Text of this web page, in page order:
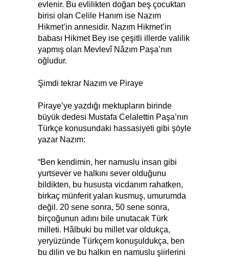
evlenir. Bu evlilikten doğan beş çocuktan
birisi olan Celile Hanım ise Nazım
Hikmet’in annesidir. Nazım Hikmet’in
babası Hikmet Bey ise çeşitli illerde valilik
yapmış olan Mevlevî Nâzım Paşa’nın
oğludur.
Şimdi tekrar Nazım ve Piraye
Piraye’ye yazdığı mektupların birinde
büyük dedesi Mus­ta­fa Ce­la­let­ti­n Paşa’nın
Türkçe konusundaki hassasiyeti gibi şöyle
yazar Nazım:
“Ben kendimin, her namuslu insan gibi
yurtsever ve halkını sever olduğunu
bildikten, bu hususta vicdanım rahatken,
birkaç münferit yalan kusmuş, umurumda
değil. 20 sene sonra, 50 sene sonra,
birçoğunun adını bile unutacak Türk
milleti. Hâlbuki bu millet var oldukça,
yeryüzünde Türkçem konuşuldukça, ben
bu dilin ve bu halkın en namuslu şiirlerini